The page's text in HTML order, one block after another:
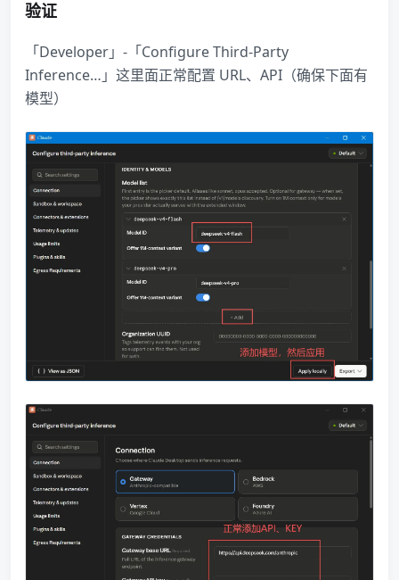
验证
「Developer」-「Configure Third-Party
Inference…」这里面正常配置 URL、API（确保下面有
模型）